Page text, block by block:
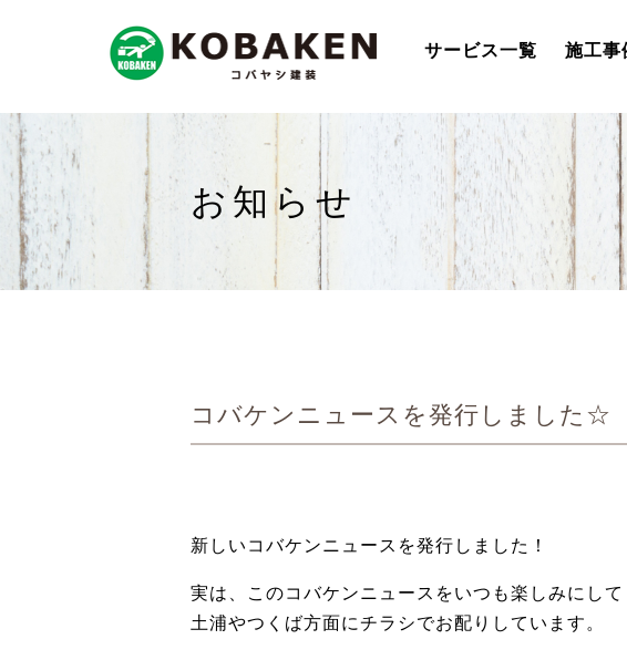
サービス一覧 施工事
お知らせ
コバケンニュースを発行しました☆
新しいコバケンニュースを発行しました！
実は、このコバケンニュースをいつも楽しみにし
土浦やつくば方面にチラシでお配りしています。